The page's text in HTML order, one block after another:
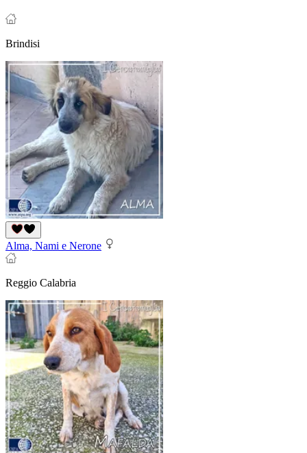
Brindisi
Alma, Nami e Nerone
Reggio Calabria